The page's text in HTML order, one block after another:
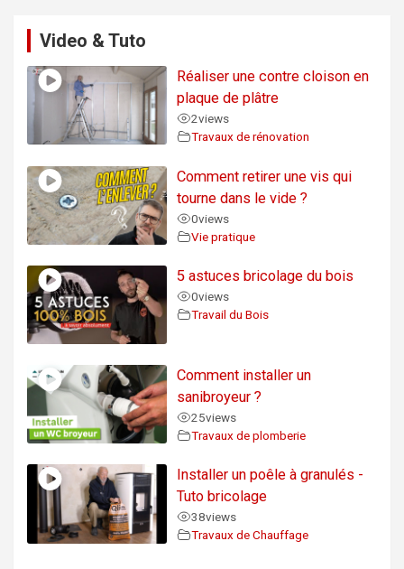
Video & Tuto
Réaliser une contre cloison en
plaque de plâtre
2views
Travaux de rénovation
Comment retirer une vis qui
tourne dans le vide ?
0views
Vie pratique
5 astuces bricolage du bois
0views
Travail du Bois
Comment installer un
sanibroyeur ?
25views
Travaux de plomberie
Installer un poêle à granulés -
Tuto bricolage
38views
Travaux de Chauffage